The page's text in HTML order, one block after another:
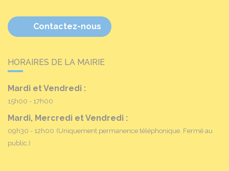
Contactez-nous
HORAIRES DE LA MAIRIE
Mardi et Vendredi :
15h00 - 17h00
Mardi, Mercredi et Vendredi :
09h30 - 12h00 (Uniquement permanence téléphonique. Fermé au
public.)